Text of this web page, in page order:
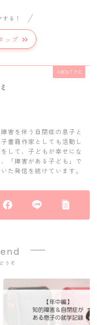
る！
ップ
ABOUT ME
害を伴う自閉症の息子と
書籍作家としても活動し
して、子どもが幸せにな
「障害がある子ども」で
た発信を続けています。
うぞ